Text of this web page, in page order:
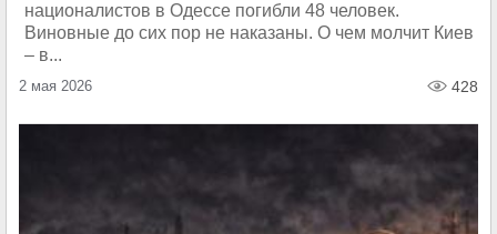
националистов в Одессе погибли 48 человек.
Виновные до сих пор не наказаны. О чем молчит Киев
– в...
2 мая 2026 428